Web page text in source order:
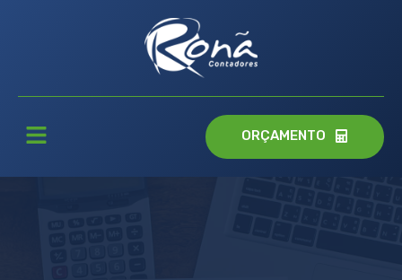
ORÇAMENTO